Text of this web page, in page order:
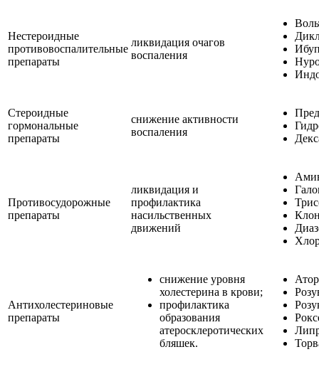
Нестероидные
противовоспалительные
препараты
ликвидация очагов
воспаления
Стероидные
гормональные
препараты
снижение активности
воспаления
Противосудорожные
препараты
ликвидация и
профилактика
насильственных
движений
Антихолестериновые
препараты
снижение уровня
холестерина в крови;
профилактика
образования
атеросклеротических
бляшек.